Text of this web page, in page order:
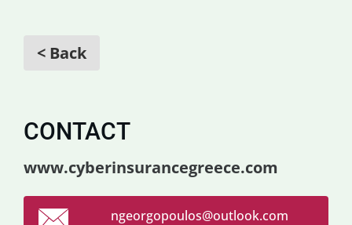
< Back
CONTACT
www.cyberinsurancegreece.com
ngeorgopoulos@outlook.com